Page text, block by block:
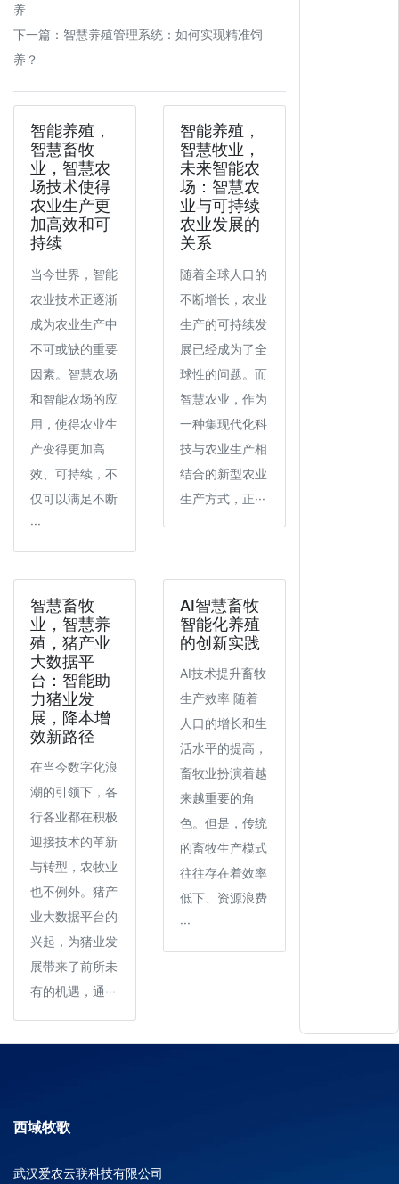
养
下一篇： 智慧养殖管理系统：如何实现精准饲
养？
智能养殖，
智慧畜牧
业，智慧农
场技术使得
农业生产更
加高效和可
持续
当今世界，智能
农业技术正逐渐
成为农业生产中
不可或缺的重要
因素。智慧农场
和智能农场的应
用，使得农业生
产变得更加高
效、可持续，不
仅可以满足不断
···
智能养殖，
智慧牧业，
未来智能农
场：智慧农
业与可持续
农业发展的
关系
随着全球人口的
不断增长，农业
生产的可持续发
展已经成为了全
球性的问题。而
智慧农业，作为
一种集现代化科
技与农业生产相
结合的新型农业
生产方式，正···
智慧畜牧
业，智慧养
殖，猪产业
大数据平
台：智能助
力猪业发
展，降本增
效新路径
在当今数字化浪
潮的引领下，各
行各业都在积极
迎接技术的革新
与转型，农牧业
也不例外。猪产
业大数据平台的
兴起，为猪业发
展带来了前所未
有的机遇，通···
AI智慧畜牧
智能化养殖
的创新实践
AI技术提升畜牧
生产效率 随着
人口的增长和生
活水平的提高，
畜牧业扮演着越
来越重要的角
色。但是，传统
的畜牧生产模式
往往存在着效率
低下、资源浪费
···
西域牧歌
武汉爱农云联科技有限公司